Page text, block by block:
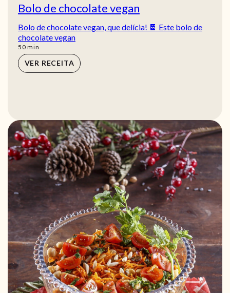
Bolo de chocolate vegan
Bolo de chocolate vegan, que delícia! 🍫 Este bolo de
chocolate vegan
50min
min
VER RECEITA